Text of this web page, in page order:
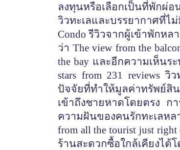
ลงทุนหรือเลือกเป็นที่พักผ่อ
วิวทะเลและบรรยากาศที่
Condo รีวิวจากผู้เข้าพักห
ว่า The view from the
the bay และอีกความเห็นระ
stars from 231 reviews วิ
ปัจจัยที่ทำให้มูลค่าทรัพย์สิ
เข้าถึงชายหาดโดยตรง ก
ความฝันของคนรักทะเลหล
from all the tourist just
ร้านสะดวกซื้อใกล้เคียง